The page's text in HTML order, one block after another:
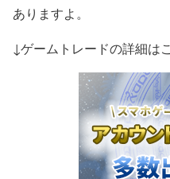
ありますよ。
↓ゲームトレードの詳細は